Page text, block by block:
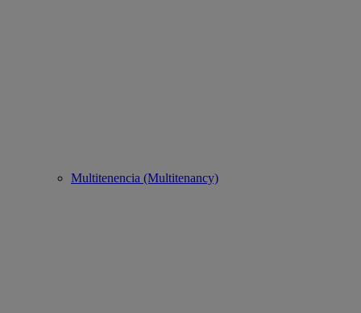
Multitenencia (Multitenancy)